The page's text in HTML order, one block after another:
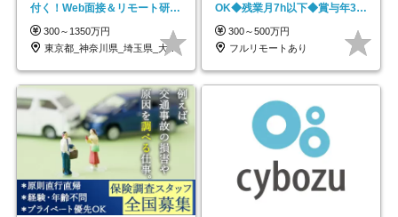
付く！Web面接＆リモート研修
も充実♪/a
300～1350万円
東京都_神奈川県_埼玉県_大阪府_愛知県…
OK◆残業月7h以下◆賞与年3回
◆5年目まで必ず昇給
300～500万円
フルリモートあり